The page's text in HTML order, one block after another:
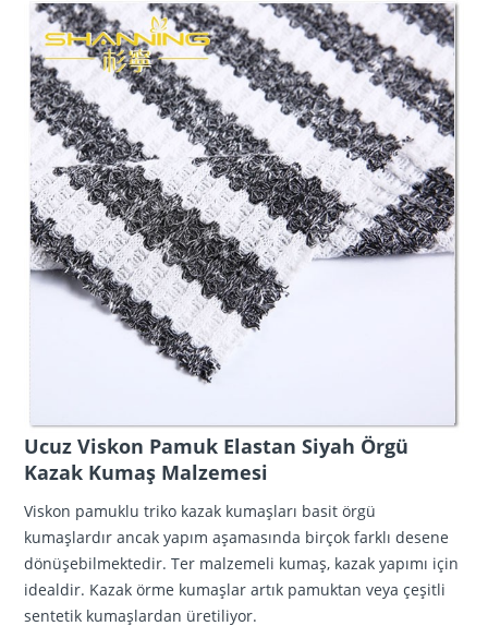
Ucuz Viskon Pamuk Elastan Siyah Örgü
Kazak Kumaş Malzemesi
Viskon pamuklu triko kazak kumaşları basit örgü
kumaşlardır ancak yapım aşamasında birçok farklı desene
dönüşebilmektedir. Ter malzemeli kumaş, kazak yapımı için
idealdir. Kazak örme kumaşlar artık pamuktan veya çeşitli
sentetik kumaşlardan üretiliyor.